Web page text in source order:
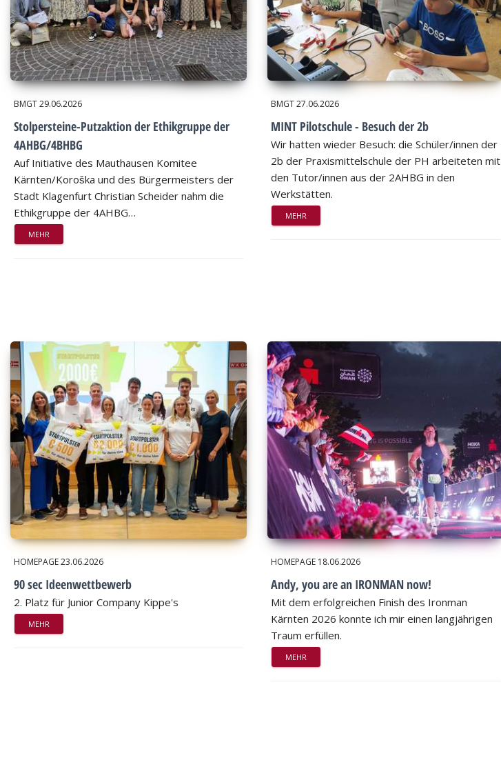
BMGT29.06.2026
Stolpersteine-Putzaktion der Ethikgruppe der
4AHBG/4BHBG
Auf Initiative des Mauthausen Komitee
Kärnten/Koroška und des Bürgermeisters der
Stadt Klagenfurt Christian Scheider nahm die
Ethikgruppe der 4AHBG…
MEHR
BMGT27.06.2026
MINT Pilotschule - Besuch der 2b
Wir hatten wieder Besuch: die Schüler/innen der
2b der Praxismittelschule der PH arbeiteten mit
den Tutor/innen aus der 2AHBG in den
Werkstätten.
MEHR
HOMEPAGE23.06.2026
90 sec Ideenwettbewerb
2. Platz für Junior Company Kippe's
MEHR
HOMEPAGE 18.06.2026
Andy, you are an IRONMAN now!
Mit dem erfolgreichen Finish des Ironman
Kärnten 2026 konnte ich mir einen langjährigen
Traum erfüllen.
MEHR